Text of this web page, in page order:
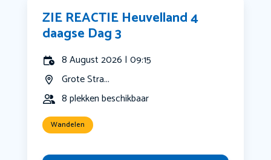
ZIE REACTIE Heuvelland 4
daagse Dag 3
8 August 2026 | 09:15
Grote Stra...
8 plekken beschikbaar
Wandelen